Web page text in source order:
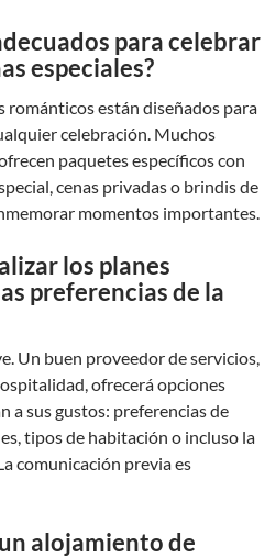
para celebrar
especiales?
románticos están diseñados para
celebración. Muchos
paquetes específicos con
cenas privadas o brindis de
momentos importantes.
los planes
preferencias de la
Un buen proveedor de servicios,
ofrecerá opciones
a sus gustos: preferencias de
tipos de habitación o incluso la
comunicación previa es
alojamiento de